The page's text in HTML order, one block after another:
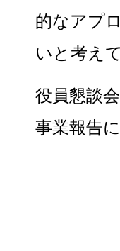
的なアプ
いと考え
役員懇談
事業報告